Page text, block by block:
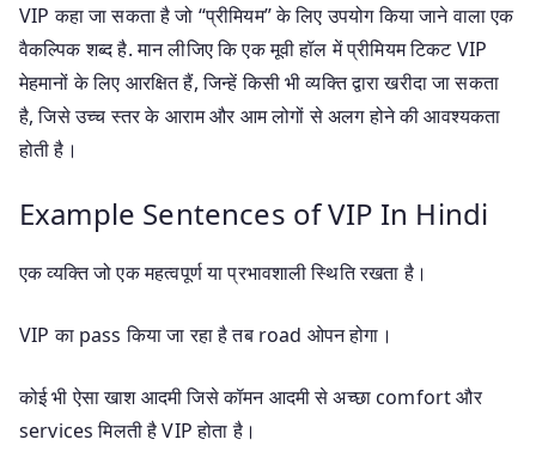
VIP कहा जा सकता है जो “प्रीमियम” के लिए उपयोग किया जाने वाला एक
वैकल्पिक शब्द है. मान लीजिए कि एक मूवी हॉल में प्रीमियम टिकट VIP
मेहमानों के लिए आरक्षित हैं, जिन्हें किसी भी व्यक्ति द्वारा खरीदा जा सकता
है, जिसे उच्च स्तर के आराम और आम लोगों से अलग होने की आवश्यकता
होती है।
Example Sentences of VIP In Hindi
एक व्यक्ति जो एक महत्वपूर्ण या प्रभावशाली स्थिति रखता है।
VIP का pass किया जा रहा है तब road ओपन होगा।
कोई भी ऐसा खाश आदमी जिसे कॉमन आदमी से अच्छा comfort और
services मिलती है VIP होता है।